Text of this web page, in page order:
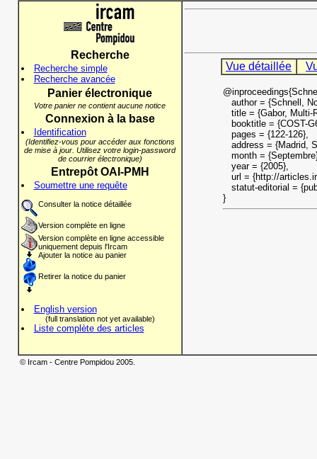
Recherche
Recherche simple
Recherche avancée
Panier électronique
Votre panier ne contient aucune notice
Connexion à la base
Identification
(Identifiez-vous pour accéder aux fonctions
de mise à jour. Utilisez votre login-password
de courrier électronique)
Entrepôt OAI-PMH
Soumettre une requête
Consulter la notice détaillée
Version complète en ligne
Version complète en ligne accessible
uniquement depuis l'Ircam
Ajouter la notice au panier
Retirer la notice du panier
English version
(full translation not yet available)
Liste complète des articles
Vue détaillée
author = {Schnell,
title = {Gabor, Multi-
booktitle = {COST-
pages = {122-126},
address = {Madrid,
month =
year = {2005},
url = {http://
statut-editorial =
}
© Ircam - Centre Pompidou 2005.